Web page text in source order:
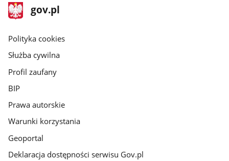
stopka
gov.pl
Strona
gov.pl
gov.pl
Polityka cookies
Służba cywilna
Profil zaufany
BIP
Prawa autorskie
Warunki korzystania
Geoportal
Deklaracja dostępności serwisu Gov.pl